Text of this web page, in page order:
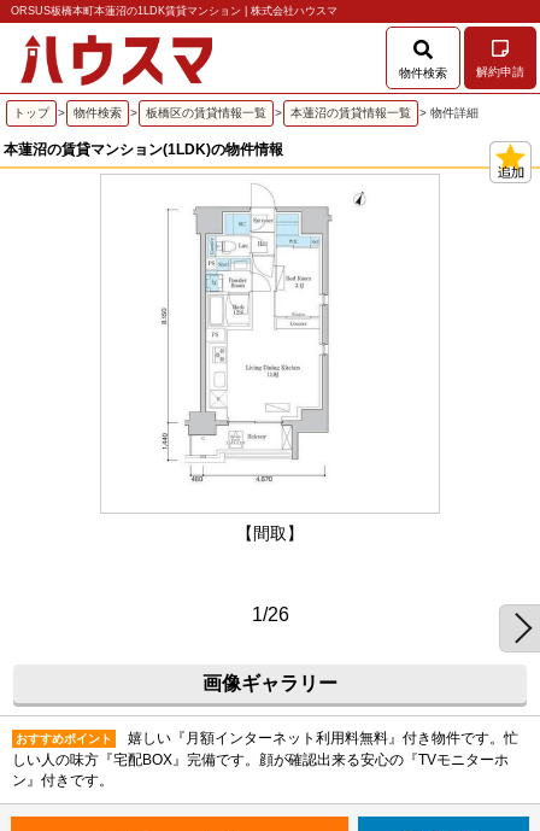
ORSUS板橋本町本蓮沼の1LDK賃貸マンション | 株式会社ハウスマ
物件検索 解約申請
トップ > 物件検索 > 板橋区の賃貸情報一覧 > 本蓮沼の賃貸情報一覧 > 物件詳細
本蓮沼の賃貸マンション(1LDK)の物件情報
【間取】
1/26
画像ギャラリー
おすすめポイント
嬉しい『月額インターネット利用料無料』付き物件です。忙
しい人の味方『宅配BOX』完備です。顔が確認出来る安心の『TVモニターホ
ン』付きです。